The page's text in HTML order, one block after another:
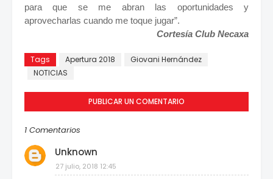
para que se me abran las oportunidades y
aprovecharlas cuando me toque jugar”.
Cortesía Club Necaxa
Tags Apertura 2018
Giovani Hernández
NOTICIAS
PUBLICAR UN COMENTARIO
1 Comentarios
Unknown
27 julio, 2018 12:45